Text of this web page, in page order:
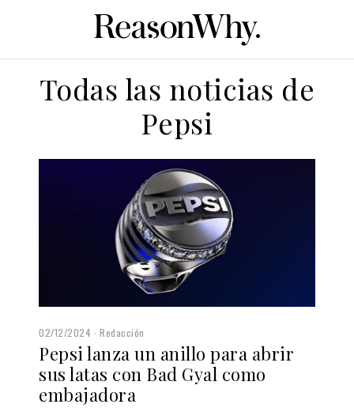
Todas las noticias de
Pepsi
02/12/2024 Redacción
Pepsi lanza un anillo para abrir
sus latas con Bad Gyal como
embajadora